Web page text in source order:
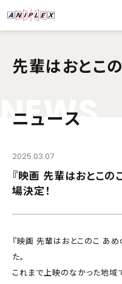
先輩はおとこ
NEWS
ニュース
2025.03.07
『映画 先輩はおとこ
場決定！
『映画 先輩はおとこのこ あ
た。
これまで上映のなかった地域